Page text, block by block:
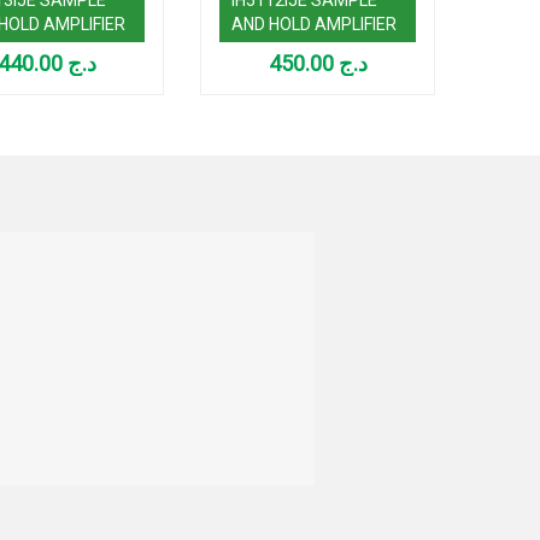
AMPLIFIER
د.ج 440.00
AND HOLD AMPLIFIER
د.ج 450.00